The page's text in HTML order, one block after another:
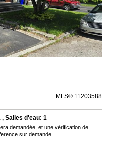
MLS® 11203588
, Salles d'eau: 1
demandée, et une vérification de
sur demande.